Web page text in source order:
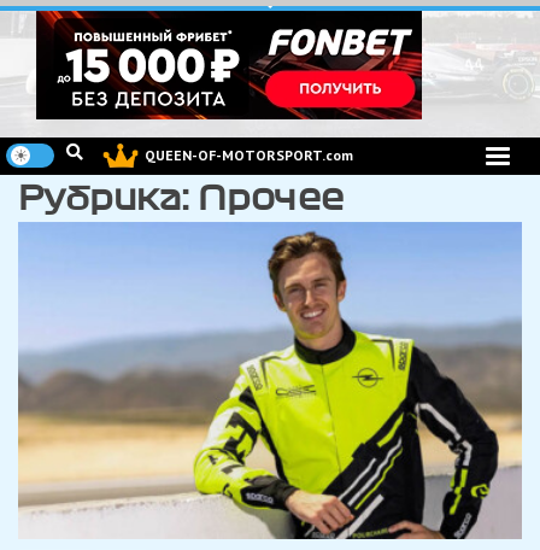
Перейти
к
содержимому
QUEEN-OF-MOTORSPORT.com
Рубрика: Прочее